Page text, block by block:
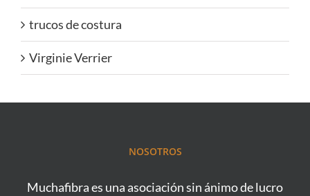
trucos de costura
Virginie Verrier
NOSOTROS
Muchafibra es una asociación sin ánimo de lucro